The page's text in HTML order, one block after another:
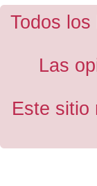
Todos
Las
Este sitio